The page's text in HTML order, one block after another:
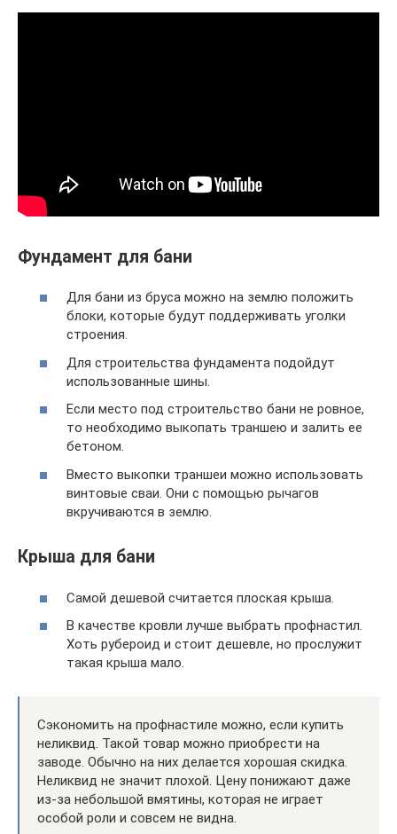
Фундамент для бани
Для бани из бруса можно на землю положить
блоки, которые будут поддерживать уголки
строения.
Для строительства фундамента подойдут
использованные шины.
Если место под строительство бани не ровное,
то необходимо выкопать траншею и залить ее
бетоном.
Вместо выкопки траншеи можно использовать
винтовые сваи. Они с помощью рычагов
вкручиваются в землю.
Крыша для бани
Самой дешевой считается плоская крыша.
В качестве кровли лучше выбрать профнастил.
Хоть рубероид и стоит дешевле, но прослужит
такая крыша мало.
Сэкономить на профнастиле можно, если купить
неликвид. Такой товар можно приобрести на
заводе. Обычно на них делается хорошая скидка.
Неликвид не значит плохой. Цену понижают даже
из-за небольшой вмятины, которая не играет
особой роли и совсем не видна.